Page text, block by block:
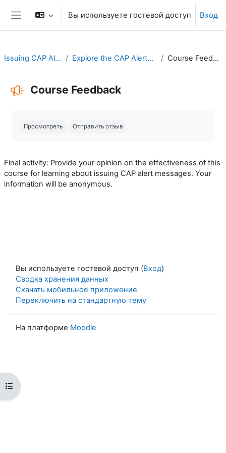
Перейти к основному содержанию
Боковая панель
Вы используете гостевой доступ Вход
Открыть оглавление курса
Issuing CAP Alerts Explore the CAP AlertEditor Course Feedback
Course Feedback
Просмотреть Отправить отзыв
Final activity: Provide your opinion on the effectiveness of this
course for learning about issuing CAP alert messages. Your
information will be anonymous.
Вы используете гостевой доступ (Вход)
Сводка хранения данных
Скачать мобильное приложение
Переключить на стандартную тему
На платформе Moodle